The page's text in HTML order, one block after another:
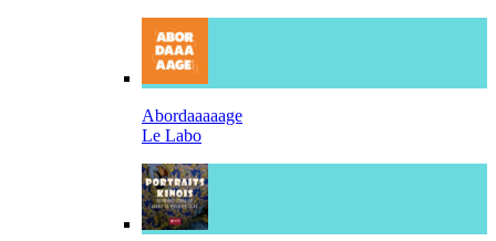
Abordaaaaage
Le Labo